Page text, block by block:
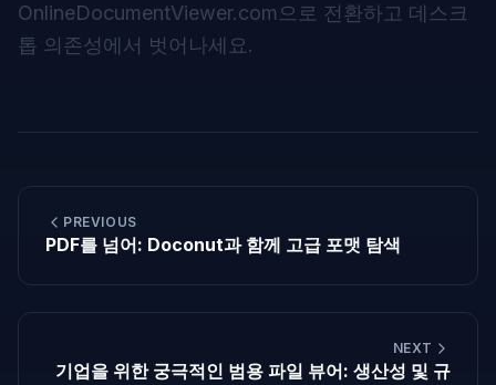
OnlineDocumentViewer.com 으로 전환하고 데스크
톱 의존성에서 벗어나세요.
PREVIOUS
PDF를 넘어: Doconut과 함께 고급 포맷 탐색
NEXT
기업을 위한 궁극적인 범용 파일 뷰어: 생산성 및 규